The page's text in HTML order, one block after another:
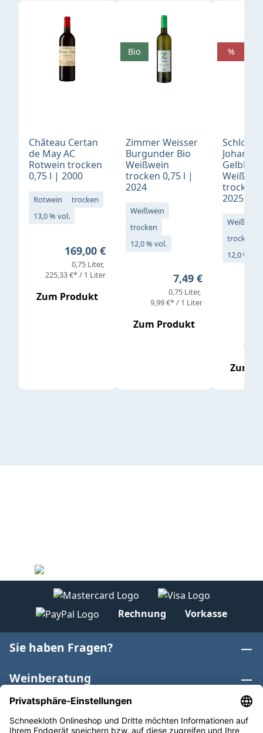
Produktgalerie überspringen
Château Certan
de May AC
Rotwein trocken
0,75 l | 2000
Rotwein
trocken
13,0 % vol.
Regulärer Preis:
169,00 €
0,75 Liter
225,33 €* / 1 Liter
Zum Produkt
Zimmer Weisser
Burgunder Bio
Weißwein
trocken 0,75 l |
2024
Weißwein
trocken
12,0 % vol.
Regulärer Preis:
7,49 €
0,75 Liter
9,99 €* / 1 Liter
Zum Produkt
Bio
Schloß
Gelblack
trocken
2025
Weißwein
trocken
12,0 % vol.
Zum
%
Rechnung Vorkasse
Sie haben Fragen?
Weinberatung
Informationen